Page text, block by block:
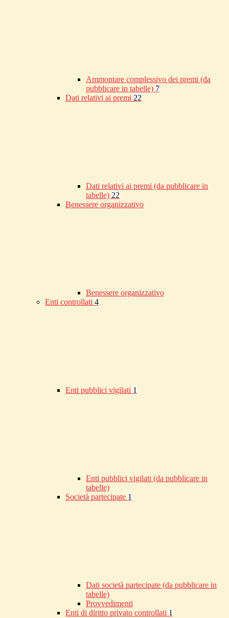
Ammontare complessivo dei premi (da
pubblicare in tabelle) 7
Dati relativi ai premi 22
Dati relativi ai premi (da pubblicare in
tabelle) 22
Benessere organizzativo
Benessere organizzativo
Enti controllati 4
Enti pubblici vigilati 1
Enti pubblici vigilati (da pubblicare in
tabelle)
Società partecipate 1
Dati società partecipate (da pubblicare in
tabelle)
Provvedimenti
Enti di diritto privato controllati 1